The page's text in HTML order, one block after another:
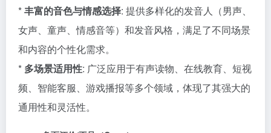
*丰富的音色与情感选择: 提供多样化的发音人（男声、
女声、童声、情感音等）和发音风格，满足了不同场景
和内容的个性化需求。
* 多场景适用性: 广泛应用于有声读物、在线教育、短视
频、智能客服、游戏播报等多个领域，体现了其强大的
通用性和灵活性。